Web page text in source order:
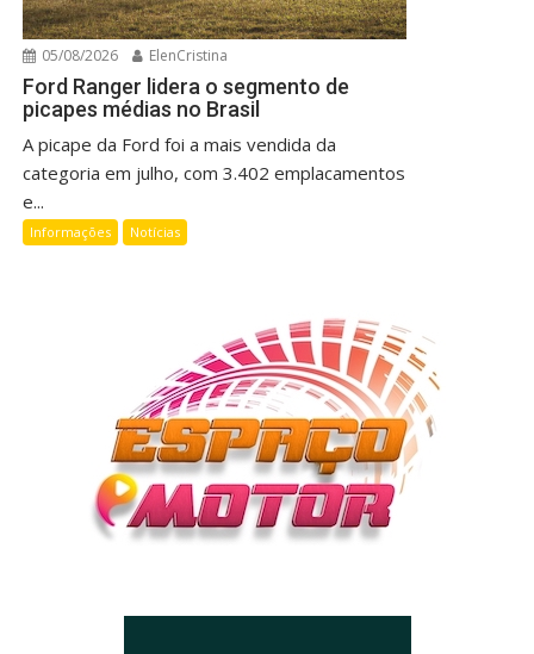
05/08/2026 ElenCristina
Ford Ranger lidera o segmento de
picapes médias no Brasil
A picape da Ford foi a mais vendida da
categoria em julho, com 3.402 emplacamentos
e...
Informações Notícias